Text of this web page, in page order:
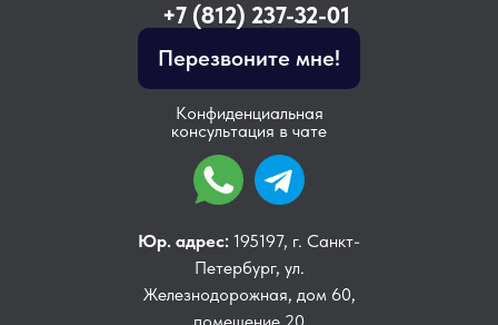
Конфиденциальная
консультация в чате
Перезвоните мне!
+7 (812) 237-32-01
Юр. адрес: 195197, г. Санкт-
Петербург, ул.
Железнодорожная, дом 60,